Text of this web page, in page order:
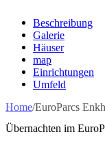
Beschreibung
Galerie
Häuser
map
Einrichtungen
Umfeld
Home/EuroParcs
Übernachten im